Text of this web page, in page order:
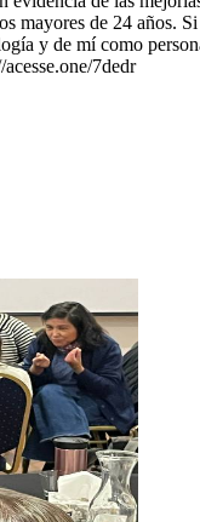
mayores de 24 años. Si
y de mí como
7dedr